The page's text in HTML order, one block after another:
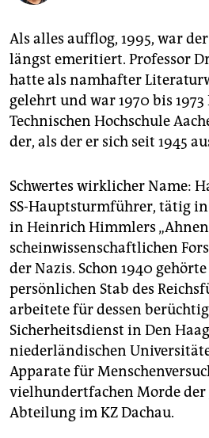
fragen & hilfe
unterstützen
abo
genossenschaft
epaper login
Als alles aufflog, 1995, war
längst emeritiert. Professor
hatte als namhafter
gelehrt und war 1970 bis
Technischen Hochschule
der, als der er sich seit 1945
Schwertes wirklicher Name:
SS-Hauptsturmführer, tätig
in Heinrich Himmlers
scheinwissenschaftlichen
der Nazis. Schon 1940
persönlichen Stab des
arbeitete für dessen
Sicherheitsdienst in Den
niederländischen
Apparate für
vielhundertfachen Morde der
Abteilung im KZ Dachau.